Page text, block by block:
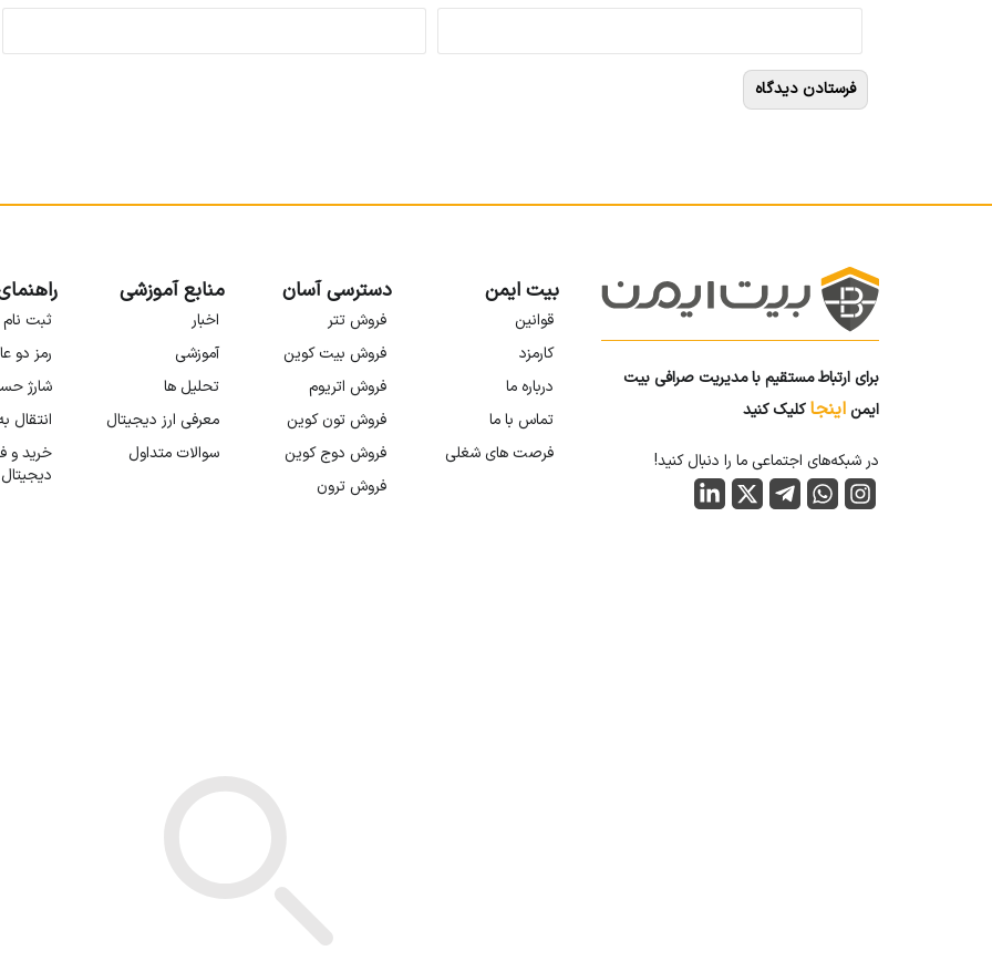
برای ارتباط مستقیم با مدیریت صرافی بیت
ایمن اینجاکلیک کنید
در شبکه‌های اجتماعی ما را دنبال کنید!
بیت ایمن
قوانین
کارمزد
درباره ما
تماس با ما
فرصت های شغلی
دسترسی آسان
فروش تتر
فروش بیت کوین
فروش اتریوم
فروش تون کوین
فروش دوج کوین
فروش ترون
منابع آموزشی
اخبار
آموزشی
تحلیل ها
معرفی ارز دیجیتال
سوالات متداول
ثبت
رمز دو
شارژ
انتقال
خرید و
دیجیتال